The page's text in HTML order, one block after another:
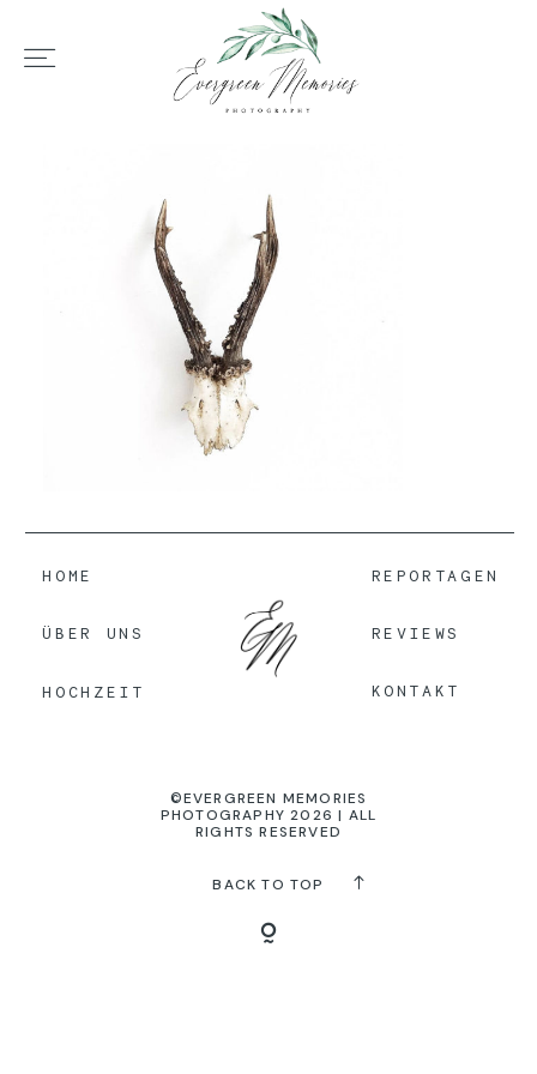
HOME
ÜBER UNS
HOCHZEIT
REPORTAGEN
REVIEWS
KONTAKT
©EVERGREEN MEMORIES
PHOTOGRAPHY 2026 | ALL
RIGHTS RESERVED
BACK TO TOP
ÜBER UNS
HOCHZEIT
REPORTAGEN
KONTAKT